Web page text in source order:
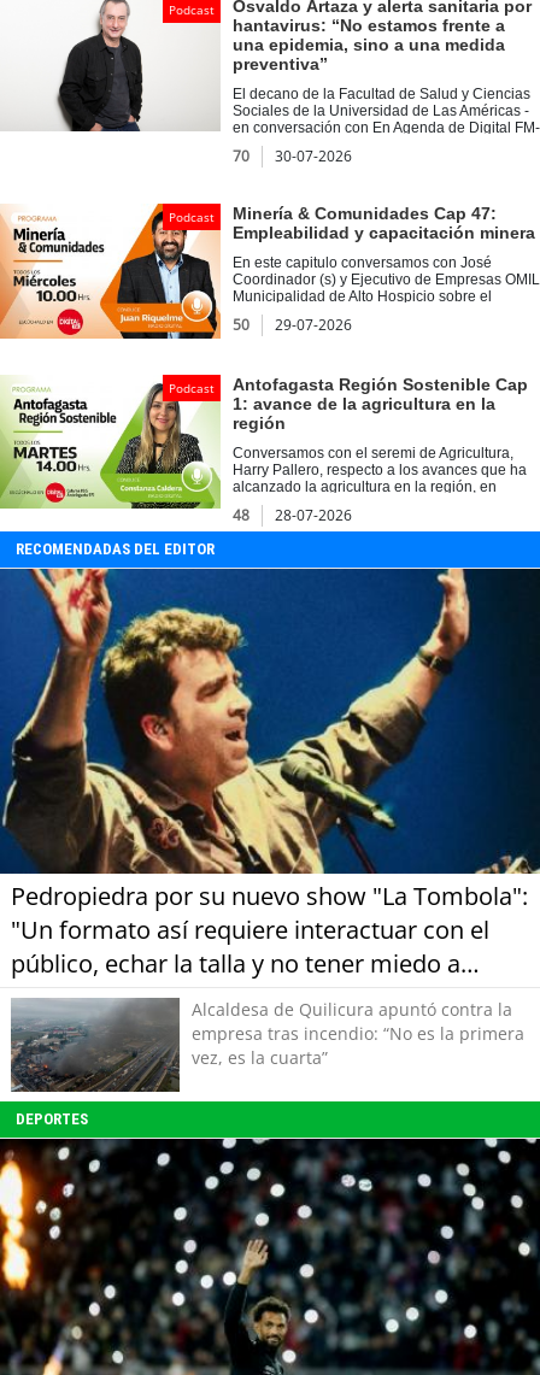
Podcast
Osvaldo Artaza y alerta sanitaria por
hantavirus: “No estamos frente a
una epidemia, sino a una medida
preventiva”
El decano de la Facultad de Salud y Ciencias
Sociales de la Universidad de Las Américas -
en conversación con En Agenda de Digital FM-
explicó que la alerta sanitaria decretada por el
Ministerio de Salud busca fortalecer la
70 30-07-2026
Podcast
Minería & Comunidades Cap 47:
Empleabilidad y capacitación minera
En este capitulo conversamos con José
Coordinador (s) y Ejecutivo de Empresas OMIL
Municipalidad de Alto Hospicio sobre el
desarrollo de las comunidades mineras a
través de la capacitación y oportunidades de
Diseño Comunitario “Barquito de Papel”.
50 29-07-2026
Podcast
Antofagasta Región Sostenible Cap
1: avance de la agricultura en la
región
Conversamos con el seremi de Agricultura,
Harry Pallero, respecto a los avances que ha
alcanzado la agricultura en la región, en
medio del desierto más árido del mundo.
Instancia, donde abordamos ejemplos
exitosos, como los agricultores de Alto La
Voces Sostenibles. Nos acompañó Rosa
Catalán, quien dio a conocer su
emprendimiento relacionado con el reciclaje y
las asesorías que realiza en materia de
innovación.
48 28-07-2026
RECOMENDADAS DEL EDITOR
Pedropiedra por su nuevo show "La Tombola":
"Un formato así requiere interactuar con el
público, echar la talla y no tener miedo a
equivocarse"
Alcaldesa de Quilicura apuntó contra la
empresa tras incendio: “No es la primera
vez, es la cuarta”
DEPORTES